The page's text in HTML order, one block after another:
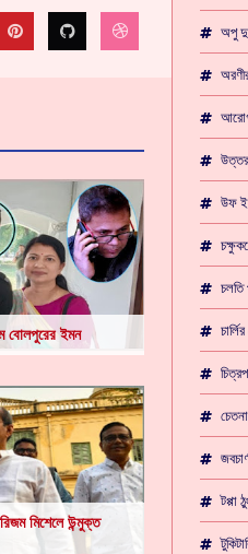
বোলপুরের ইমন
মিশেলে উন্মুক্ত
অপু
উফ
টপ্পা